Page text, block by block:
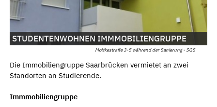
Moltkestraße 3-5 während der Sanierung - SGS
STUDENTENWOHNEN IMMMOBILIENGRUPPE
Die Immobiliengruppe Saarbrücken vermietet an zwei
Standorten an Studierende.
Immmobiliengruppe